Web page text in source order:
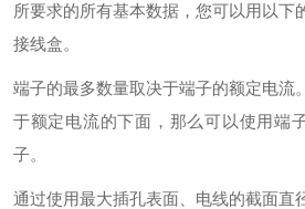
所要求的所有基本数据，您可以用以下
接线盒。
端子的最多数量取决于端子的额定电流
于额定电流的下面，那么可以使用端
子。
通过使用最大插孔表面、电线的截面直